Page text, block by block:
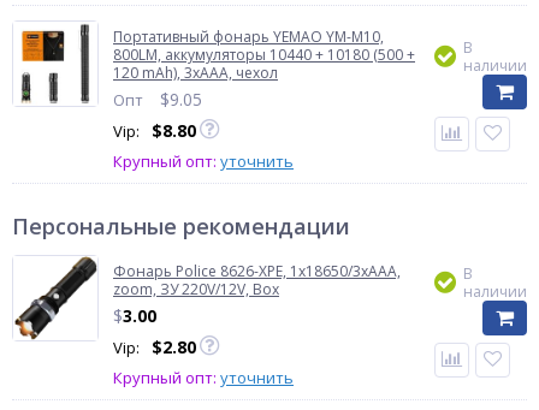
Портативный фонарь YEMAO YM-M10,
800LM, аккумуляторы 10440 + 10180 (500 +
120 mAh), 3xAAA, чехол
Опт $9.05
Vip: $8.80
Крупный опт: уточнить
В
наличии
Персональные рекомендации
Фонарь Police 8626-XPE, 1х18650/3xAAA,
zoom, ЗУ 220V/12V, Box
$3.00
Vip: $2.80
Крупный опт: уточнить
В
наличии